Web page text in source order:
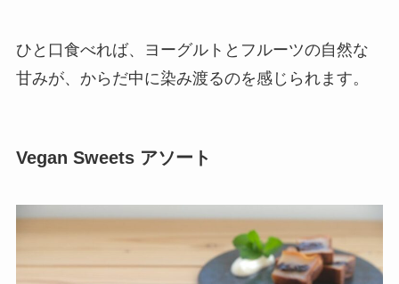
ひと口食べれば、ヨーグルトとフルーツの自然な
甘みが、からだ中に染み渡るのを感じられます。
Vegan Sweets アソート